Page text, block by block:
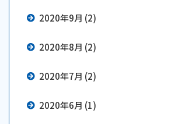
2020年9月 (2)
2020年8月 (2)
2020年7月 (2)
2020年6月 (1)